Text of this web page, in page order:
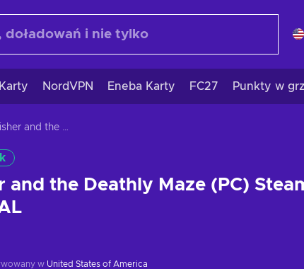
NordVPN Eneba Karty FC27 Punkty w
Miss Fisher and the Deathly Maze (PC) Steam Key GLOBAL
and the Deathly Maze (PC)
w United States of America